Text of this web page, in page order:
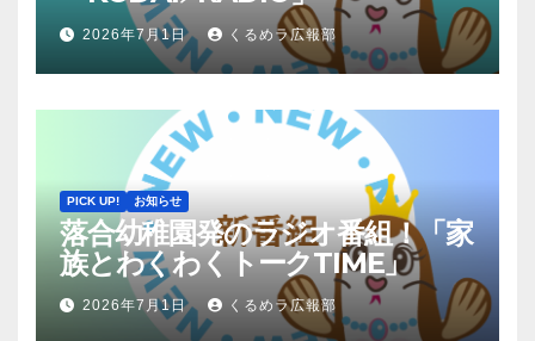
2026年7月1日 くるめラ広報部
PICK UP! お知らせ
落合幼稚園発のラジオ番組！「家
族とわくわくトークTIME」
2026年7月1日 くるめラ広報部